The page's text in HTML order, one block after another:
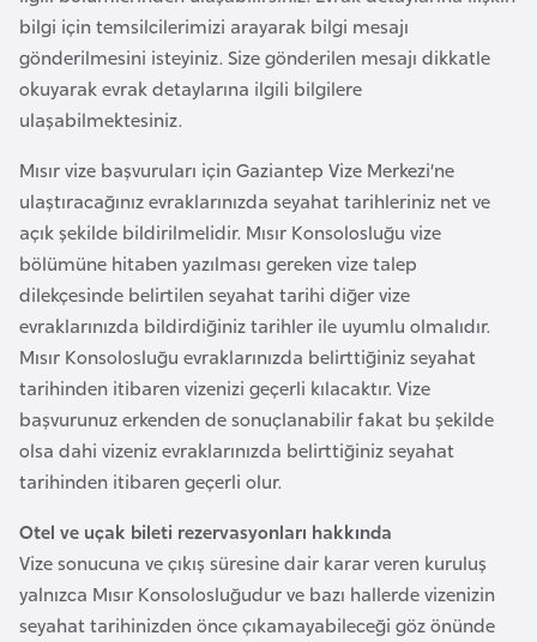
bilgi için temsilcilerimizi arayarak bilgi mesajı
gönderilmesini isteyiniz. Size gönderilen mesajı dikkatle
okuyarak evrak detaylarına ilgili bilgilere
ulaşabilmektesiniz.
Mısır vize başvuruları için Gaziantep Vize Merkezi’ne
ulaştıracağınız evraklarınızda seyahat tarihleriniz net ve
açık şekilde bildirilmelidir. Mısır Konsolosluğu vize
bölümüne hitaben yazılması gereken vize talep
dilekçesinde belirtilen seyahat tarihi diğer vize
evraklarınızda bildirdiğiniz tarihler ile uyumlu olmalıdır.
Mısır Konsolosluğu evraklarınızda belirttiğiniz seyahat
tarihinden itibaren vizenizi geçerli kılacaktır. Vize
başvurunuz erkenden de sonuçlanabilir fakat bu şekilde
olsa dahi vizeniz evraklarınızda belirttiğiniz seyahat
tarihinden itibaren geçerli olur.
Otel ve uçak bileti rezervasyonları hakkında
Vize sonucuna ve çıkış süresine dair karar veren kuruluş
yalnızca Mısır Konsolosluğudur ve bazı hallerde vizenizin
seyahat tarihinizden önce çıkamayabileceği göz önünde
l
g
a
r
s
t
a
n
B
u
r
k
i
n
a
F
a
s